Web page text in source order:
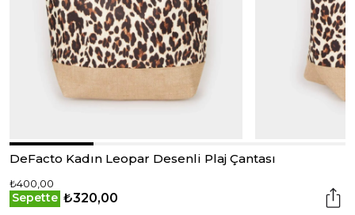
DeFacto Kadın Leopar Desenli Plaj Çantası
₺400,00
Sepette ₺320,00